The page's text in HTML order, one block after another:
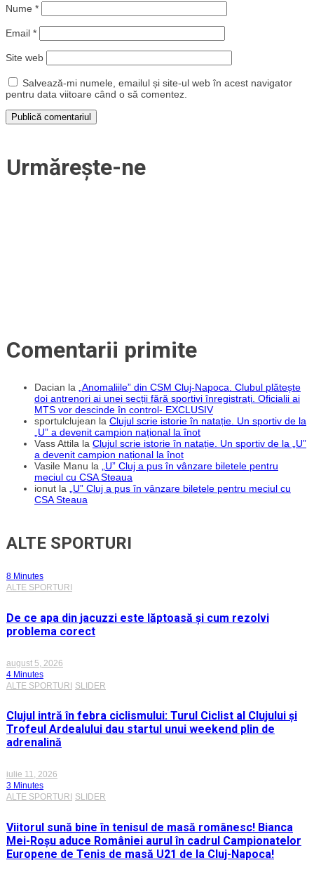
Nume *
Email *
Site web
Salvează-mi numele, emailul și site-ul web în acest navigator
pentru data viitoare când o să comentez.
Urmărește-ne
Comentarii primite
Dacian la „Anomaliile” din CSM Cluj-Napoca. Clubul plătește
doi antrenori ai unei secții fără sportivi înregistrați. Oficialii ai
MTS vor descinde în control- EXCLUSIV
sportulclujean la Clujul scrie istorie în natație. Un sportiv de la
„U” a devenit campion național la înot
Vass Attila la Clujul scrie istorie în natație. Un sportiv de la „U”
a devenit campion național la înot
Vasile Manu la „U” Cluj a pus în vânzare biletele pentru
meciul cu CSA Steaua
ionut la „U” Cluj a pus în vânzare biletele pentru meciul cu
CSA Steaua
ALTE SPORTURI
8 Minutes
ALTE SPORTURI
De ce apa din jacuzzi este lăptoasă și cum rezolvi
problema corect
august 5, 2026
4 Minutes
ALTE SPORTURI SLIDER
Clujul intră în febra ciclismului: Turul Ciclist al Clujului și
Trofeul Ardealului dau startul unui weekend plin de
adrenalină
iulie 11, 2026
3 Minutes
ALTE SPORTURI
SLIDER
Viitorul sună bine în tenisul de masă românesc! Bianca
Mei-Roșu aduce României aurul în cadrul Campionatelor
Europene de Tenis de masă U21 de la Cluj-Napoca!